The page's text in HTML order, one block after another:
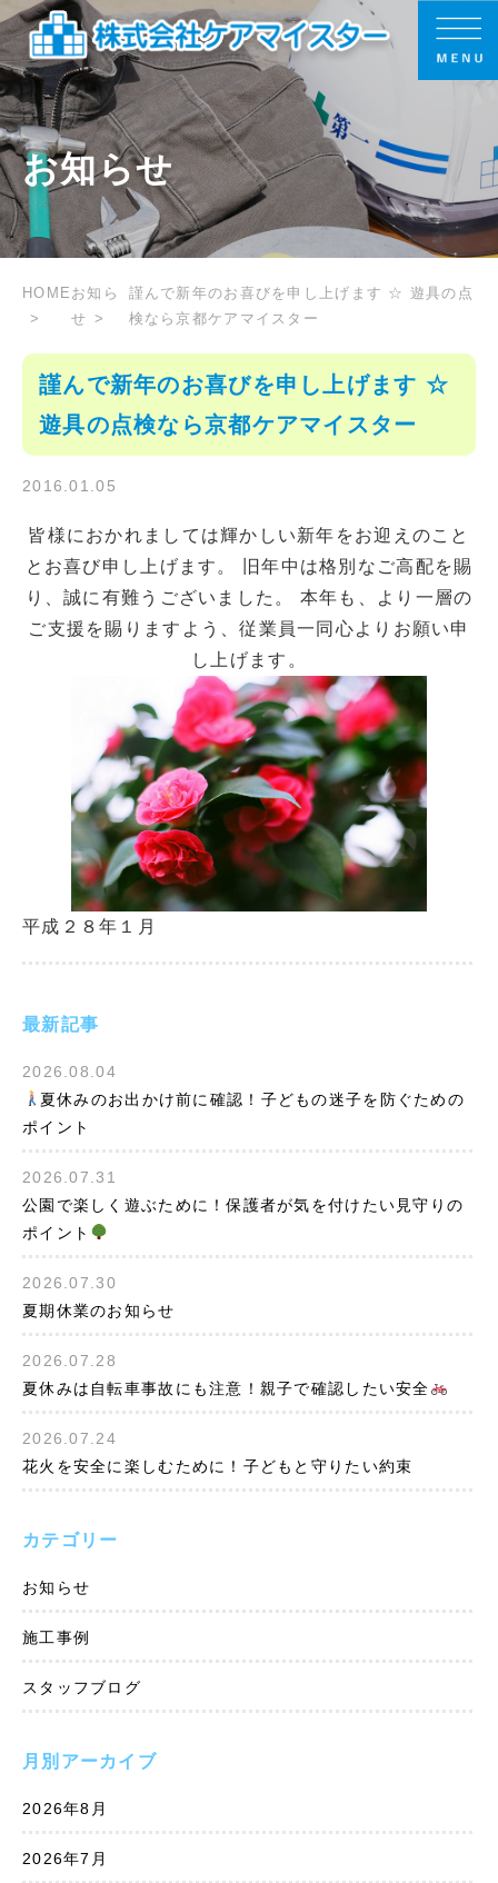
お知らせ
HOME お知ら
せ
謹んで新年のお喜びを申し上げます ☆ 遊具の点
検なら京都ケアマイスター
最新記事
2026.08.04
夏休みのお出かけ前に確認！子どもの迷子を防ぐための
ポイント
2026.07.31
公園で楽しく遊ぶために！保護者が気を付けたい見守りの
ポイント
2026.07.30
夏期休業のお知らせ
2026.07.28
夏休みは自転車事故にも注意！親子で確認したい安全
2026.07.24
花火を安全に楽しむために！子どもと守りたい約束
カテゴリー
お知らせ
施工事例
スタッフブログ
月別アーカイブ
2026年8月
2026年7月
謹んで新年のお喜びを申し上げます ☆
遊具の点検なら京都ケアマイスター
2016.01.05
皆様におかれましては輝かしい新年をお迎えのこと
とお喜び申し上げます。 旧年中は格別なご高配を賜
り、誠に有難うございました。 本年も、より一層の
ご支援を賜りますよう、従業員一同心よりお願い申
し上げます。
平成２８年１月